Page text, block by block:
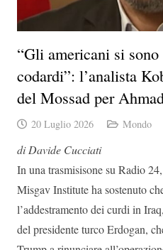
“Gli americani si
codardi”: l’analista
del Mossad per
20 Luglio 2026 Mondo
di Davide Cucciati
In una trasmisisone su Radio
Misgav Institute ha sostenuto
l’addestramento dei curdi in
del presidente turco Erdogan,